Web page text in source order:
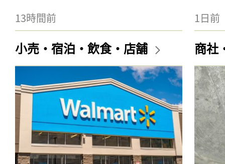
13時間前 1日前
小売・宿泊・飲食・店舗 商社